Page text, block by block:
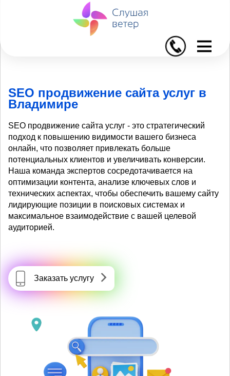
I
SEO продвижение сайта услуг в
Владимире
SEO продвижение сайта услуг - это стратегический
подход к повышению видимости вашего бизнеса
онлайн, что позволяет привлекать больше
потенциальных клиентов и увеличивать конверсии.
Наша команда экспертов сосредотачивается на
оптимизации контента, анализе ключевых слов и
технических аспектах, чтобы обеспечить вашему сайту
лидирующие позиции в поисковых системах и
максимальное взаимодействие с вашей целевой
аудиторией.
Заказать услугу